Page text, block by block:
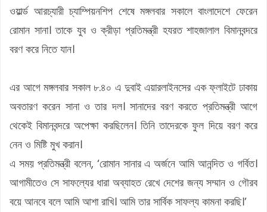
ওয়ার্ল্ড আরচ্যারী চ্যাম্পিয়নশিপ শেষে মঙ্গলবার সকালে বাংলাদেশে ফেরেন
রোমান সানা। তাকে যুব ও ক্রীড়া প্রতিমন্ত্রী হযরত শাহজালাল বিমানবন্দরে
বরণ করে নিতে যান।
এর আগে মঙ্গলবার সকাল ৮.৪০ এ দুবাই এয়ারলাইনসের এক ফ্লাইটে ঢাকায়
অবতারণ করেন সানা ও তার দল। সানাদের বরণ করতে প্রতিমন্ত্রী আগে
থেকেই বিমানবন্দরে অপেক্ষা করছিলেন। তিনি তাদেরকে ফুল দিয়ে বরণ করে
নেন ও মিষ্টি মুখ করান।
এ সময় প্রতিমন্ত্রী বলেন, ‘রোমান সানার এ অর্জনে আমি আনন্দিত ও গর্বিত।
আগামীতেও সে সাফল্যের ধারা অব্যাহত রেখে দেশের জন্য সম্মান ও গৌরব
বয়ে আনবে বলে আমি আশা রাখি। আমি তার সার্বিক সাফল্য কামনা করছি।’